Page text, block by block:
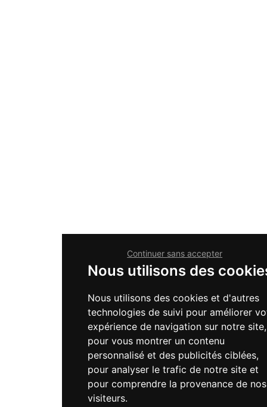
Nous utilisons des
Nous utilisons des cookies et d'autres
technologies de suivi pour améliorer
expérience de navigation sur notre site,
pour vous montrer un contenu
personnalisé et des publicités ciblées,
pour analyser le trafic de notre site et
pour comprendre la provenance de nos
visiteurs.
Continuer sans accepter